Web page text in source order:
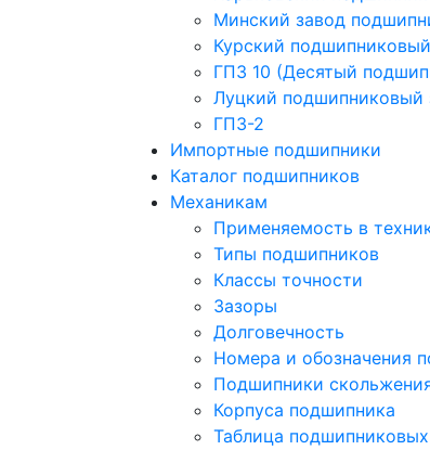
Минский завод
Курский
ГПЗ 10 (Десятый
Луцкий подшипниковый
ГПЗ-2
Импортные подшипники
Каталог подшипников
Механикам
Применяемость в
Типы подшипников
Классы точности
Зазоры
Долговечность
Номера и обозначения
Подшипники
Корпуса подшипника
Таблица